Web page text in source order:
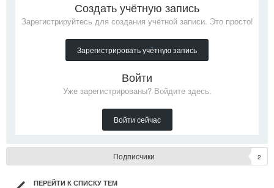
Создать учётную запись
Зарегистрируйтесь для создания учётной записи. Это просто!
Зарегистрировать учётную запись
Войти
Уже зарегистрированы? Войдите здесь.
Войти сейчас
Подписчики 2
ПЕРЕЙТИ К СПИСКУ ТЕМ